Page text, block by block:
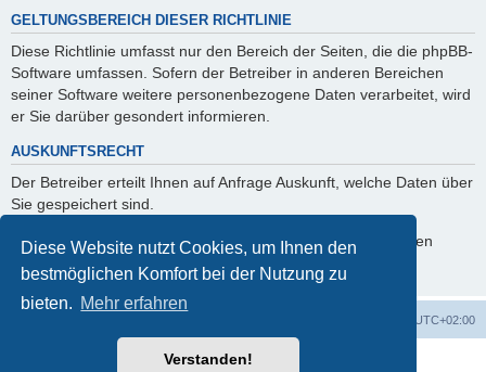
Diese Website nutzt Cookies, um Ihnen den
bestmöglichen Komfort bei der Nutzung zu
bieten. Mehr erfahren
Verstanden!
GELTUNGSBEREICH DIESER RICHTLINIE
Diese Richtlinie umfasst nur den Bereich der Seiten, die die phpBB-
Software umfassen. Sofern der Betreiber in anderen Bereichen
seiner Software weitere personenbezogene Daten verarbeitet, wird
er Sie darüber gesondert informieren.
AUSKUNFTSRECHT
Der Betreiber erteilt Ihnen auf Anfrage Auskunft, welche Daten über
Sie gespeichert sind.
Sie können jederzeit die Löschung bzw. Sperrung Ihrer Daten
verlangen. Kontaktieren Sie hierzu bitte den Betreiber.
UTC+02:00
Powered byphpBB® Forum Software © phpBB Limited